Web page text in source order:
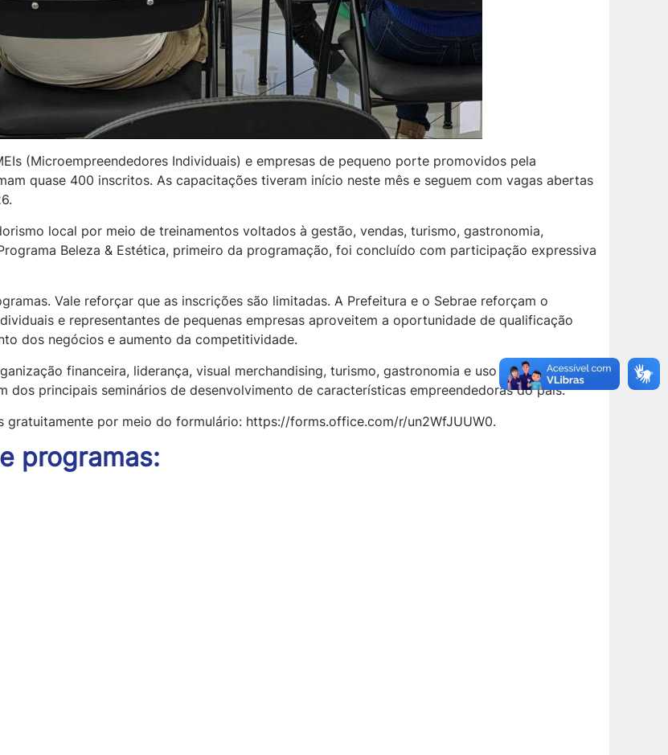
(Microempreendedores Individuais) e empresas de pequeno porte promovidos pela
quase 400 inscritos. As capacitações tiveram início neste mês e seguem com vagas abertas
local por meio de treinamentos voltados à gestão, vendas, turismo, gastronomia,
Beleza & Estética, primeiro da programação, foi concluído com participação expressiva
Vale reforçar que as inscrições são limitadas. A Prefeitura e o Sebrae reforçam o
e representantes de pequenas empresas aproveitem a oportunidade de qualificação
dos negócios e aumento da competitividade.
financeira, liderança, visual merchandising, turismo, gastronomia e uso da inteligência
dos principais seminários de desenvolvimento de características empreendedoras do país.
gratuitamente por meio do formulário: https://forms.office.com/r/un2WfJUUW0.
programas: